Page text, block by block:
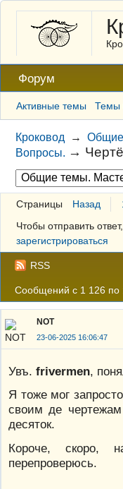
Форум
Активные темы Темы
Кроковод →Общие
Вопросы. →
Страницы Назад
Чтобы отправить
зарегистрироваться
RSS
Сообщений с 1 126 по
NOT
23-06-2025 16:06:47
Увъ. frivermen,
Я тоже мог
своим де
десяток.
Короче, скоро,
перепроверюсь.